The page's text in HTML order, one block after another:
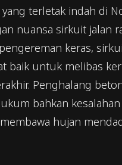
terletak indah di
nuansa sirkuit jalan
keras,
baik untuk melibas
Penghalang
bahkan
hujan